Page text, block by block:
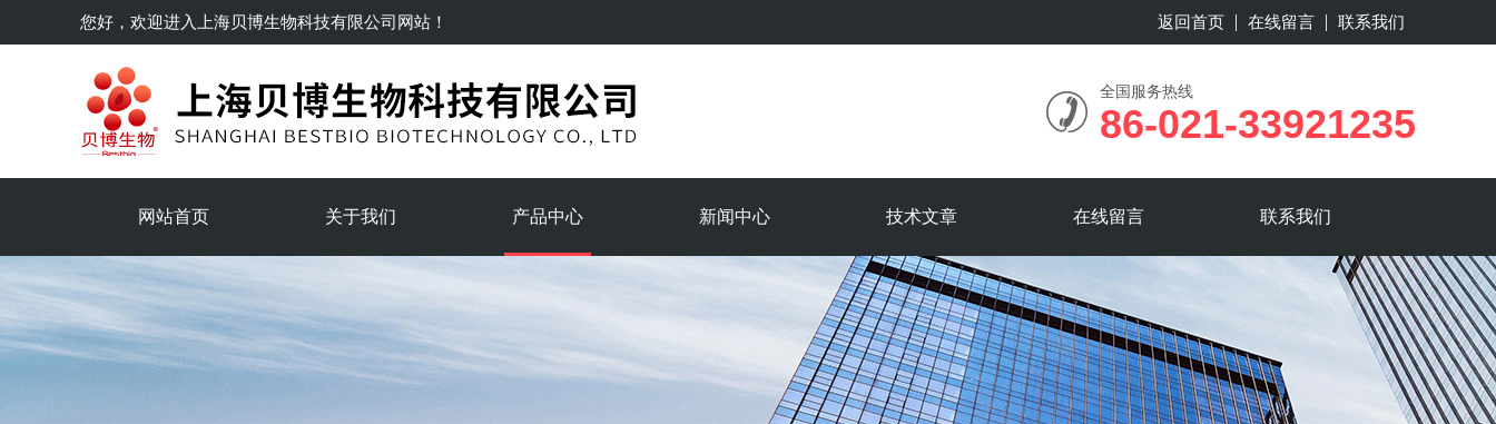
您好，欢迎进入 上海贝博生物科技有限公司网站！ 返回首页 在线留言 联系我们
全国服务热线
86-021-33921235
网站首页 关于我们 产品中心 新闻中心 技术文章 在线留言 联系我们